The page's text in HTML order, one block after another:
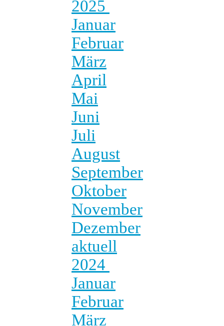
2025
Januar
Februar
März
April
Mai
Juni
Juli
August
September
Oktober
November
Dezember
aktuell
2024
Januar
Februar
März